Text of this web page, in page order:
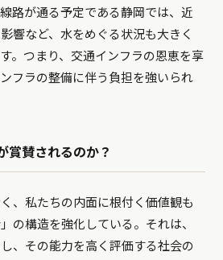
路が通る予定である静岡では、近
響など、水をめぐる状況も大きく
。つまり、交通インフラの恩恵を享
フラの整備に伴う負担を強いられ
賞賛されるのか？
、私たちの内面に根付く価値観も
の構造を強化している。それは、
、その能力を高く評価する社会の